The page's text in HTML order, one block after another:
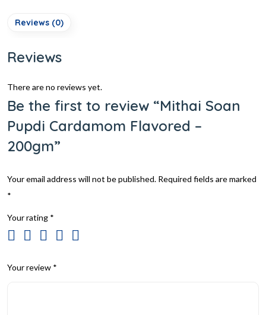
Reviews (0)
Reviews
There are no reviews yet.
Be the first to review “Mithai Soan
Pupdi Cardamom Flavored –
200gm”
Your email address will not be published. Required fields are marked
*
Your rating *
Your review *